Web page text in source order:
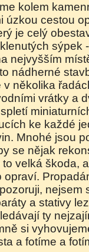
úzkou cestou
je celý
sýpek
nejvyšším
nádherné
v několika
vrátky a
ke každé
Mnohé jsou
se nějak
velká škoda,
opraví.
nejsem
a stativy
ty
si
a fotíme a